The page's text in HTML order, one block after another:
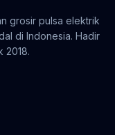
grosir pulsa elektrik
di Indonesia. Hadir
2018.